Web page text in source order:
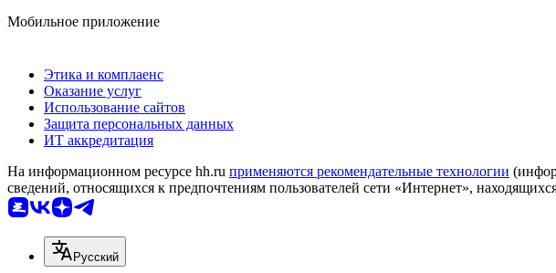
Мобильное приложение
Этика и комплаенс
Оказание услуг
Использование сайтов
Защита персональных данных
ИТ аккредитация
На информационном ресурсе hh.ru применяются рекомендательные технологии
сведений, относящихся к предпочтениям пользователей сети «Интернет»,
Русский